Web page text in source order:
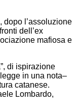
dopo l’assoluzione
dell’ex
mafiosa e
di ispirazione
in una nota–
catanese.
Lombardo,